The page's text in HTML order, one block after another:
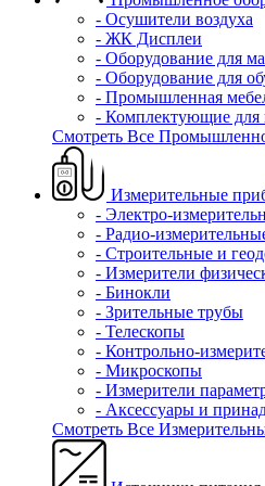
- Осушители воздуха
- ЖК Дисплеи
- Оборудование для
- Оборудование для
- Промышленная
- Комплектующие для
Смотреть Все
Измерительные
- Электро-
- Радио-
- Строительные и
- Измерители
- Бинокли
- Зрительные трубы
- Телескопы
- Контрольно-
- Микроскопы
- Измерители
- Аксессуары и
Смотреть Все